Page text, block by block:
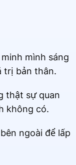
mình sáng
trị bản thân.
thật sự quan
không có.
ngoài để lấp